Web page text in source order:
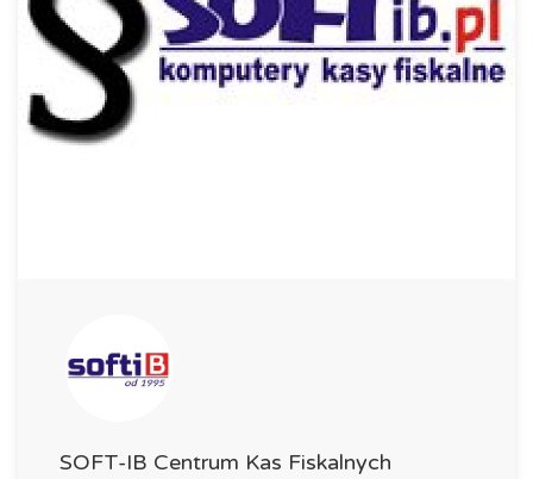
SOFT-IB Centrum Kas Fiskalnych